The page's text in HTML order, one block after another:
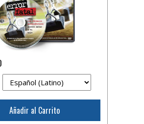
Añadir al Carrito